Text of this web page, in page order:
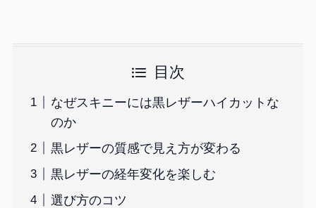
目次
なぜスキニーには黒レザーハイカットな
のか
黒レザーの質感で見え方が変わる
黒レザーの経年変化を楽しむ
選び方のコツ